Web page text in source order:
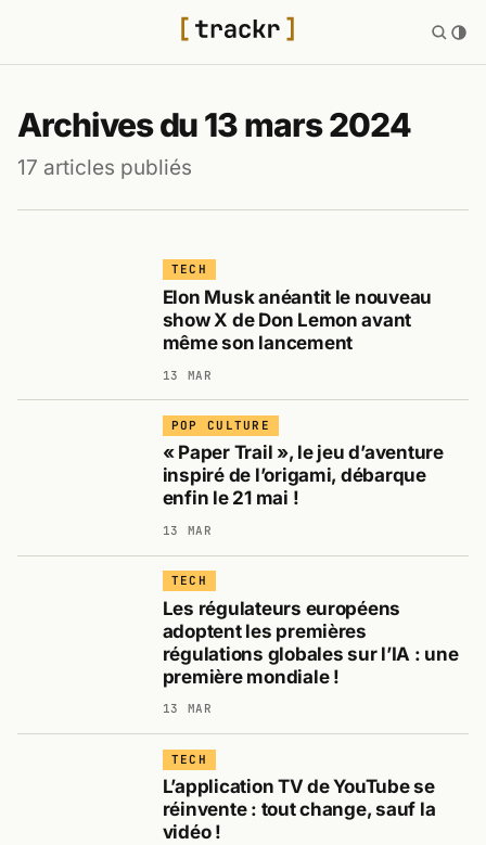
Archives du 13 mars 2024
17 articles publiés
TECH
Elon Musk anéantit le nouveau
show X de Don Lemon avant
même son lancement
13 MAR
POP CULTURE
« Paper Trail », le jeu d’aventure
inspiré de l’origami, débarque
enfin le 21 mai !
13 MAR
TECH
Les régulateurs européens
adoptent les premières
régulations globales sur l’IA : une
première mondiale !
13 MAR
TECH
L’application TV de YouTube se
réinvente : tout change, sauf la
vidéo !